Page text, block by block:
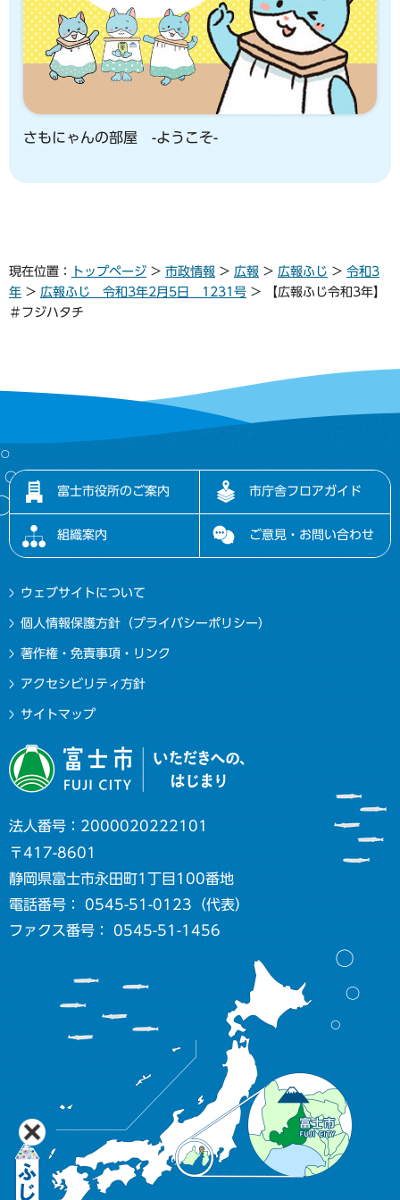
さもにゃんの部屋 -ようこそ-
現在位置： トップページ > 市政情報 > 広報 > 広報ふじ > 令和3
年 > 広報ふじ 令和3年2月5日 1231号 > 【広報ふじ令和3年】
＃フジハタチ
富士市役所のご案内 市庁舎フロアガイド
組織案内 ご意見・お問い合わせ
ウェブサイトについて
個人情報保護方針（プライバシーポリシー）
著作権・免責事項・リンク
アクセシビリティ方針
サイトマップ
法人番号：2000020222101
〒417-8601
静岡県富士市永田町1丁目100番地
電話番号： 0545-51-0123（代表）
ファクス番号： 0545-51-1456